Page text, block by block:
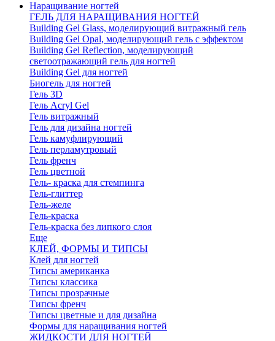
Наращивание ногтей
ГЕЛЬ ДЛЯ НАРАЩИВАНИЯ НОГТЕЙ
Building Gel Glass, моделирующий витражный гель
Building Gel Opal, моделирующий гель с эффектом
Building Gel Reflection, моделирующий
светоотражающий гель для ногтей
Building Gel для ногтей
Биогель для ногтей
Гель 3D
Гель Acryl Gel
Гель витражный
Гель для дизайна ногтей
Гель камуфлирующий
Гель перламутровый
Гель френч
Гель цветной
Гель- краска для стемпинга
Гель-глиттер
Гель-желе
Гель-краска
Гель-краска без липкого слоя
Еще
КЛЕЙ, ФОРМЫ И ТИПСЫ
Клей для ногтей
Типсы американка
Типсы классика
Типсы прозрачные
Типсы френч
Типсы цветные и для дизайна
Формы для наращивания ногтей
ЖИДКОСТИ ДЛЯ НОГТЕЙ